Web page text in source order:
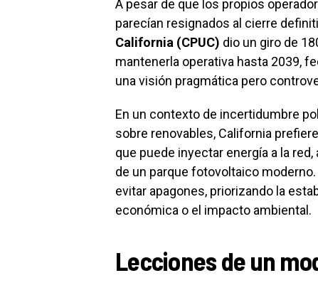
A pesar de que los propios
parecían resignados al cierre
California (CPUC) dio un giro de
mantenerla operativa hasta 2039,
una visión pragmática pero
En un contexto de incertidumbre
sobre renovables, California
que puede inyectar energía a la
de un parque fotovoltaico
evitar apagones, priorizando la
económica o el impacto ambiental.
Lecciones de un